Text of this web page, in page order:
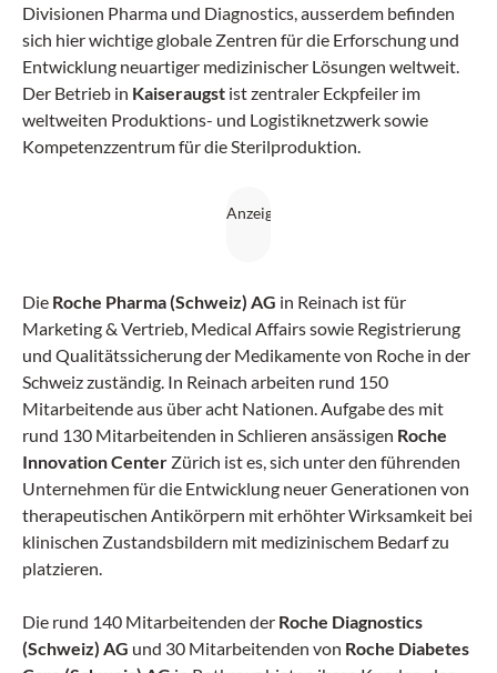
Divisionen Pharma und Diagnostics, ausserdem befinden
sich hier wichtige globale Zentren für die Erforschung und
Entwicklung neuartiger medizinischer Lösungen weltweit.
Der Betrieb in Kaiseraugst ist zentraler Eckpfeiler im
weltweiten Produktions- und Logistiknetzwerk sowie
Kompetenzzentrum für die Sterilproduktion.
Die Roche Pharma (Schweiz) AG in Reinach ist für
Marketing & Vertrieb, Medical Affairs sowie Registrierung
und Qualitätssicherung der Medikamente von Roche in der
Schweiz zuständig. In Reinach arbeiten rund 150
Mitarbeitende aus über acht Nationen. Aufgabe des mit
rund 130 Mitarbeitenden in Schlieren ansässigen Roche
Innovation Center Zürich ist es, sich unter den führenden
Unternehmen für die Entwicklung neuer Generationen von
therapeutischen Antikörpern mit erhöhter Wirksamkeit bei
klinischen Zustandsbildern mit medizinischem Bedarf zu
platzieren.
Die rund 140 Mitarbeitenden der Roche Diagnostics
(Schweiz) AG und 30 Mitarbeitenden von Roche Diabetes